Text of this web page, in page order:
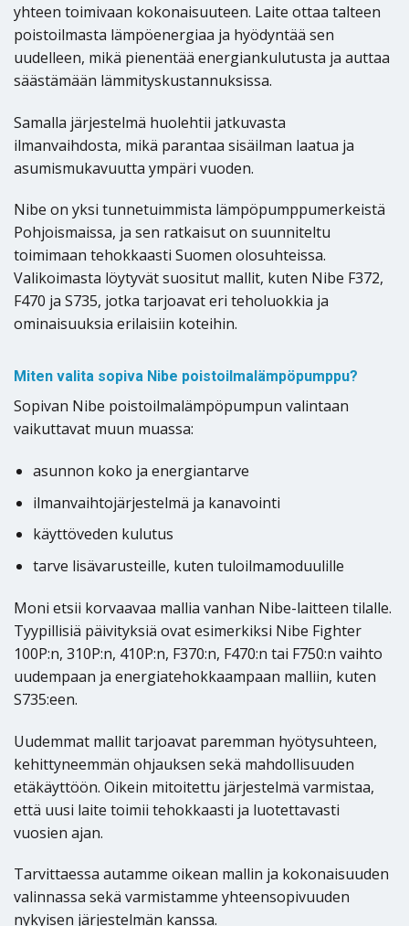
yhteen toimivaan kokonaisuuteen. Laite ottaa talteen
poistoilmasta lämpöenergiaa ja hyödyntää sen
uudelleen, mikä pienentää energiankulutusta ja auttaa
säästämään lämmityskustannuksissa.
Samalla järjestelmä huolehtii jatkuvasta
ilmanvaihdosta, mikä parantaa sisäilman laatua ja
asumismukavuutta ympäri vuoden.
Nibe on yksi tunnetuimmista lämpöpumppumerkeistä
Pohjoismaissa, ja sen ratkaisut on suunniteltu
toimimaan tehokkaasti Suomen olosuhteissa.
Valikoimasta löytyvät suositut mallit, kuten Nibe F372,
F470 ja S735, jotka tarjoavat eri teholuokkia ja
ominaisuuksia erilaisiin koteihin.
Miten valita sopiva Nibe poistoilmalämpöpumppu?
Sopivan Nibe poistoilmalämpöpumpun valintaan
vaikuttavat muun muassa:
asunnon koko ja energiantarve
ilmanvaihtojärjestelmä ja kanavointi
käyttöveden kulutus
tarve lisävarusteille, kuten tuloilmamoduulille
Moni etsii korvaavaa mallia vanhan Nibe-laitteen tilalle.
Tyypillisiä päivityksiä ovat esimerkiksi Nibe Fighter
100P:n, 310P:n, 410P:n, F370:n, F470:n tai F750:n vaihto
uudempaan ja energiatehokkaampaan malliin, kuten
S735:een.
Uudemmat mallit tarjoavat paremman hyötysuhteen,
kehittyneemmän ohjauksen sekä mahdollisuuden
etäkäyttöön. Oikein mitoitettu järjestelmä varmistaa,
että uusi laite toimii tehokkaasti ja luotettavasti
vuosien ajan.
Tarvittaessa autamme oikean mallin ja kokonaisuuden
valinnassa sekä varmistamme yhteensopivuuden
nykyisen järjestelmän kanssa.